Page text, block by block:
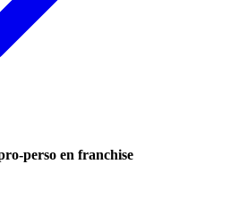
perso en franchise